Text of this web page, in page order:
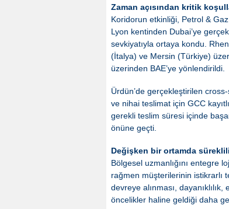
Zaman açısından kritik
Koridorun etkinliği, Petrol &
Lyon kentinden Dubai’ye
sevkiyatıyla ortaya kondu.
(İtalya) ve Mersin (Türkiye)
üzerinden BAE’ye yönlendirildi.
Ürdün’de gerçekleştirilen
ve nihai teslimat için GCC
gerekli teslim süresi içinde
önüne geçti.
Değişken bir ortamda
Bölgesel uzmanlığını entegre
rağmen müşterilerinin istikrarlı
devreye alınması,
öncelikler haline geldiği daha